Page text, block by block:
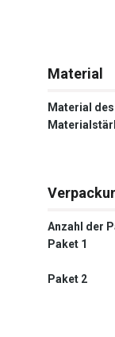
Material
Material
Anzahl der
Paket 1
Paket 2